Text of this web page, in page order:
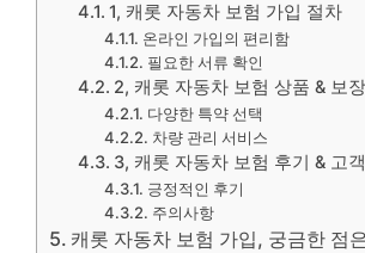
1, 캐롯 자동차 보험 가입 절차
온라인 가입의 편리함
필요한 서류 확인
2, 캐롯 자동차 보험 상품 & 보장
다양한 특약 선택
차량 관리 서비스
3, 캐롯 자동차 보험 후기 & 고
긍정적인 후기
주의사항
캐롯 자동차 보험 가입, 궁금한 점